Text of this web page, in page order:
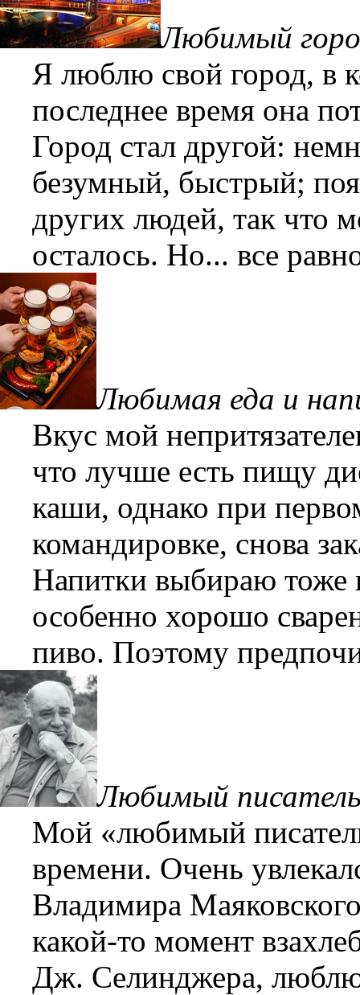
Любимый
Я люблю свой город, в
последнее время она
Город стал другой:
безумный, быстрый;
других людей, так что
осталось. Но... все
Любимая еда и
Вкус мой
что лучше есть пищу
каши, однако при
командировке, снова
Напитки выбираю тоже
особенно хорошо
пиво. Поэтому
Любимый
Мой «любимый
времени. Очень
Владимира
какой-то момент
Дж. Селинджера,